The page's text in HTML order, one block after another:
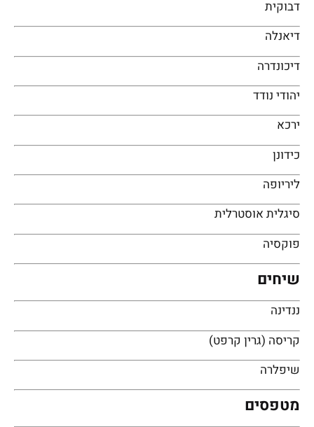
דבוקית
דיאנלה
דיכונדרה
יהודי נודד
ירכא
כידונן
ליריופה
סיגלית אוסטרלית
פוקסיה
שיחים
ננדינה
קריסה (גרין קרפט)
שיפלרה
מטפסים